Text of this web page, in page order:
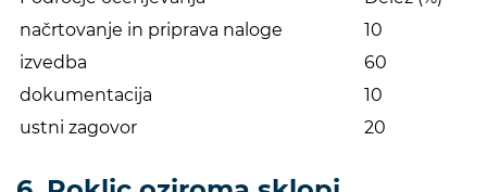
načrtovanje in priprava naloge
10
izvedba
60
dokumentacija
10
ustni zagovor
20